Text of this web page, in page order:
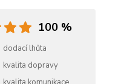
100 %
dodací lhůta
kvalita dopravy